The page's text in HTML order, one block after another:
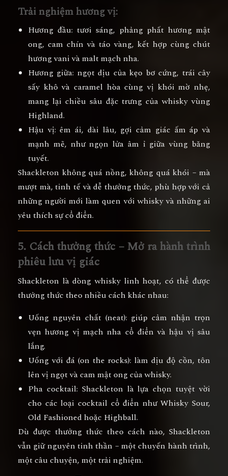
Trải nghiệm hương vị:
Hương đầu: tươi sáng, phảng phất hương mật
ong, cam chín và táo vàng, kết hợp cùng chút
hương vani và malt mạch nha.
Hương giữa: ngọt dịu của kẹo bơ cứng, trái cây
sấy khô và caramel hòa cùng vị khói mờ nhẹ,
mang lại chiều sâu đặc trưng của whisky vùng
Highland.
Hậu vị: êm ái, dài lâu, gợi cảm giác ấm áp và
mạnh mẽ, như ngọn lửa âm ỉ giữa vùng băng
tuyết.
Shackleton không quá nồng, không quá khói – mà
mượt mà, tinh tế và dễ thưởng thức, phù hợp với cả
những người mới làm quen với whisky và những ai
yêu thích sự cổ điển.
5. Cách thưởng thức – Mở ra hành trình
phiêu lưu vị giác
Shackleton là dòng whisky linh hoạt, có thể được
thưởng thức theo nhiều cách khác nhau:
Uống nguyên chất (neat): giúp cảm nhận trọn
vẹn hương vị mạch nha cổ điển và hậu vị sâu
lắng.
Uống với đá (on the rocks): làm dịu độ cồn, tôn
lên vị ngọt và cam mật ong của whisky.
Pha cocktail: Shackleton là lựa chọn tuyệt vời
cho các loại cocktail cổ điển như Whisky Sour,
Old Fashioned hoặc Highball.
Dù được thưởng thức theo cách nào, Shackleton
vẫn giữ nguyên tinh thần –một chuyến hành trình,
một câu chuyện, một trải nghiệm.